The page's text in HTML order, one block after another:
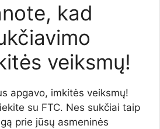
kad
veiksmų!
apgavo, imkitės veiksmų!
su FTC. Nes sukčiai taip
prie jūsų asmeninės